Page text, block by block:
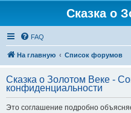
Сказка о
FAQ
На главную Список форумов
Сказка о Золотом Веке -
конфиденциальности
Это соглашение подробно